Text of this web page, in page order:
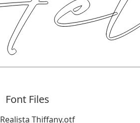
Font Files
Realista Thiffany.otf